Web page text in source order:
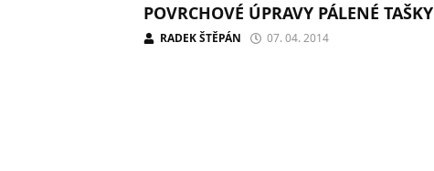
POVRCHOVÉ ÚPRAVY PÁLENÉ TAŠKY
RADEK ŠTĚPÁN 07. 04. 2014